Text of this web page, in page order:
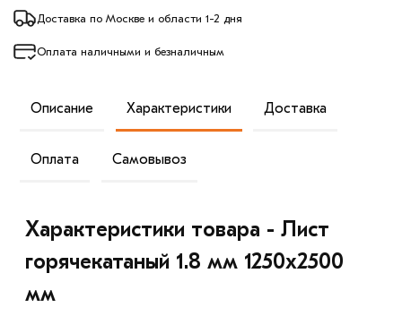
Доставка по Москве и области 1-2 дня
Оплата наличными и безналичным
Описание Характеристики Доставка
Оплата Самовывоз
Характеристики товара - Лист
горячекатаный 1.8 мм 1250х2500
мм